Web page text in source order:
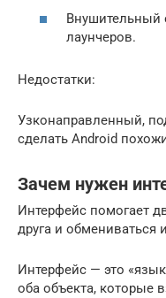
Внушительный
лаунчеров.
Недостатки:
Узконаправленный,
сделать Android
Зачем нужен
Интерфейс помогает
друга и обмениваться
Интерфейс — это
оба объекта, которые